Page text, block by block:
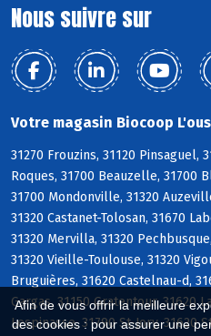
Afin de vous offrir la meilleure
des cookies : pour assurer une
Nous suivre sur
Votre magasin Biocoop
31270 Frouzins, 31120 Pinsaguel,
Roques, 31700 Beauzelle, 31700
31700 Mondonville, 31320
31320 Castanet-Tolosan, 31670
31320 Mervilla, 31320
31320 Vieille-Toulouse, 31320
Bruguières, 31620 Castelnau-d,
Gargas, 31150 Gratentour, 31620
Lespinasse, 31790 St-Jory, 31620